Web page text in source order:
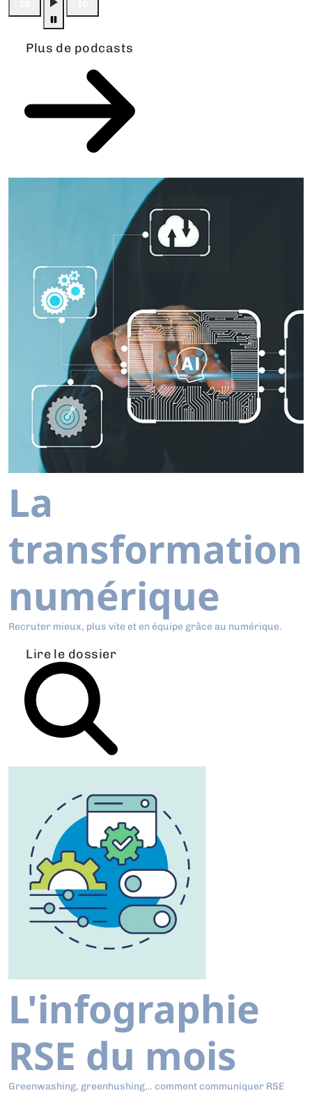
Plus de podcasts
La
transformation
numérique
Recruter mieux, plus vite et en équipe grâce au numérique.
Lire le dossier
L'infographie
RSE du mois
Greenwashing, greenhushing… comment communiquer RSE